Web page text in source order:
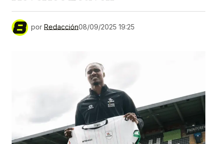
por Redacción08/09/2025 19:25